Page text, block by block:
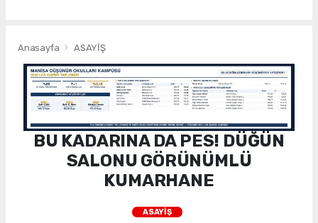
Anasayfa ASAYİŞ
BU KADARINA DA PES! DÜĞÜN
SALONU GÖRÜNÜMLÜ
KUMARHANE
ASAYİŞ